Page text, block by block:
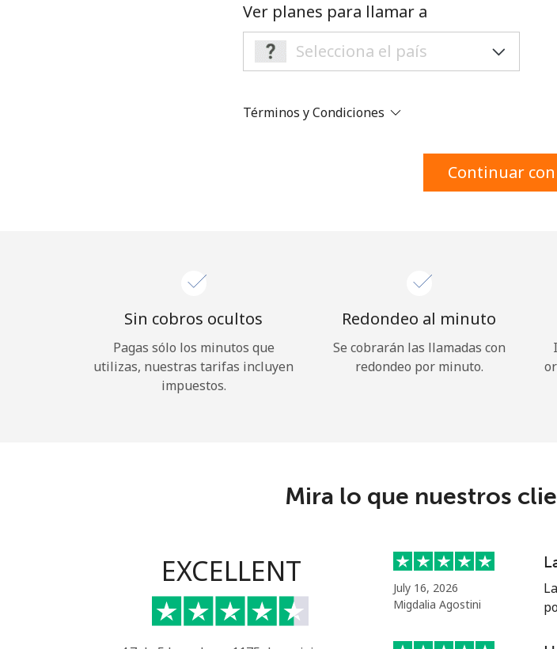
Un caracter especial
Mantente en contacto para
Ver planes para llamar a
Términos y Condiciones
Continuar
Sin cobros ocultos
Pagas sólo los minutos que
utilizas, nuestras tarifas incluyen
impuestos.
Redondeo al minuto
Se cobrarán las llamadas con
redondeo por minuto.
Mira lo que nuestros
EXCELLENT
July 16, 2026
Migdalia Agostini